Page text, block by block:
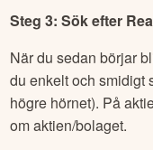
Steg 3: Sök efter
När du sedan börjar
du enkelt och smidigt
högre hörnet). På
om aktien/bolaget.